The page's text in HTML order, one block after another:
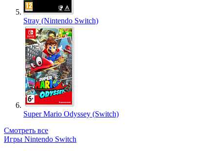
Stray (Nintendo Switch)
Super Mario Odyssey (Switch)
Смотреть все
Игры Nintendo Switch